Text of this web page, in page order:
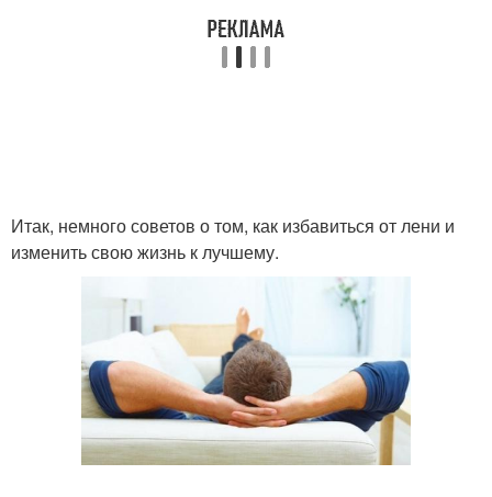
Итак, немного советов о том, как избавиться от лени и
изменить свою жизнь к лучшему.